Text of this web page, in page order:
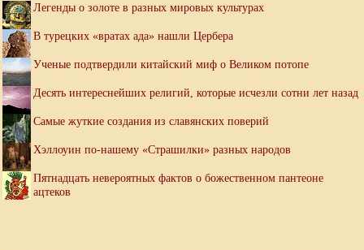
Легенды о золоте в разных мировых культурах
В турецких «вратах ада» нашли Цербера
Ученые подтвердили китайский миф о Великом потопе
Десять интереснейших религий, которые исчезли сотни лет назад
Самые жуткие создания из славянских поверий
Хэллоуин по-нашему «Страшилки» разных народов
Пятнадцать невероятных фактов о божественном пантеоне
ацтеков